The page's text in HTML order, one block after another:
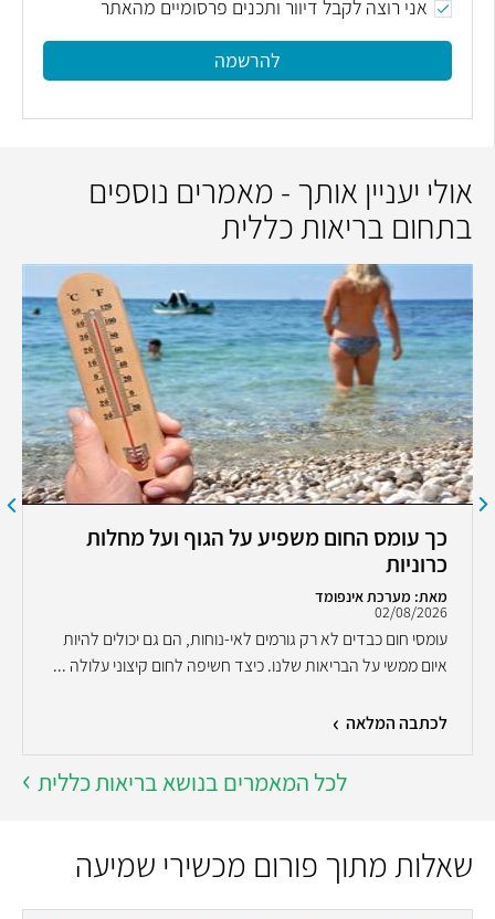
אני רוצה לקבל דיוור ותכנים פרסומיים מהאתר
להרשמה
אולי יעניין אותך - מאמרים נוספים
בתחום בריאות כללית
כך עומס החום משפיע על הגוף ועל מחלות
כרוניות
מאת: מערכת אינפומד
02/08/2026
עומסי חום כבדים לא רק גורמים לאי-נוחות, הם גם יכולים להיות
איום ממשי על הבריאות שלנו. כיצד חשיפה לחום קיצוני עלולה ...
לכתבה המלאה
לכל המאמרים בנושא בריאות כללית
שאלות מתוך פורום מכשירי שמיעה